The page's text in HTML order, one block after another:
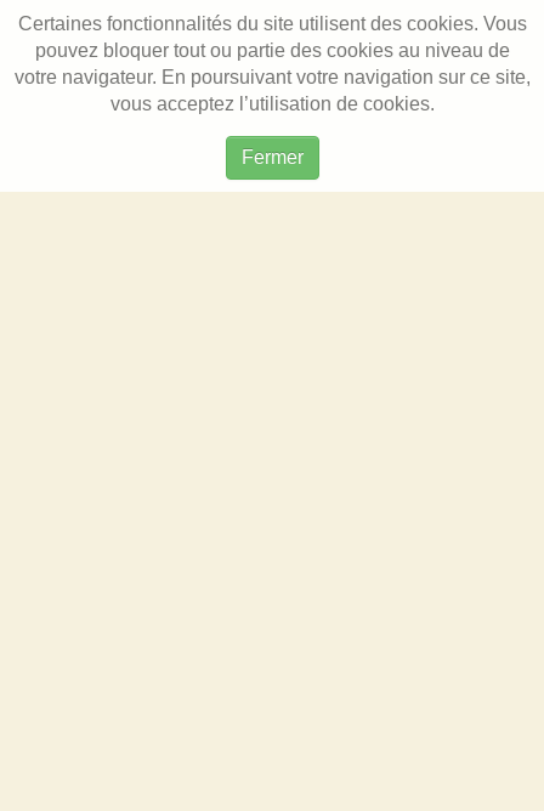
Certaines fonctionnalités du site utilisent des cookies. Vous
pouvez bloquer tout ou partie des cookies au niveau de
votre navigateur. En poursuivant votre navigation sur ce site,
vous acceptez l’utilisation de cookies.
Fermer